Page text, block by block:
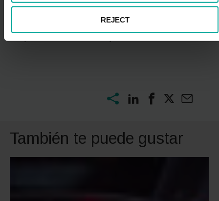
REJECT
interesados en renovar sus furgonetas.
También te puede gustar